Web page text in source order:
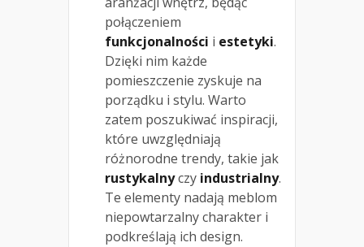
połączeniem
funkcjonalności i estetyki.
Dzięki nim każde
pomieszczenie zyskuje na
porządku i stylu. Warto
zatem poszukiwać inspiracji,
które uwzględniają
różnorodne trendy, takie jak
rustykalnyczy industrialny.
Te elementy nadają meblom
niepowtarzalny charakter i
podkreślają ich design.